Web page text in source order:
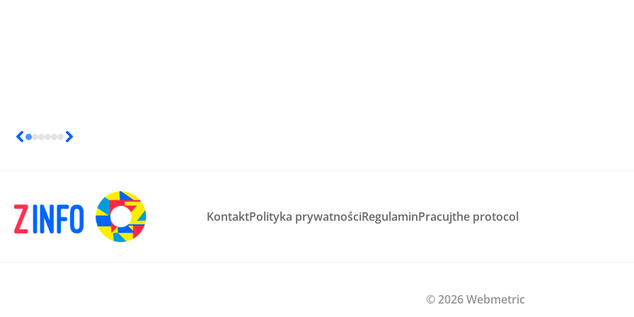
KontaktPolityka prywatnościRegulaminPracujthe protocol
© 2026 Webmetric